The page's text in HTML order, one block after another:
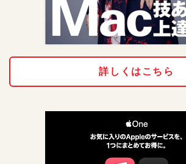
詳しくはこちら